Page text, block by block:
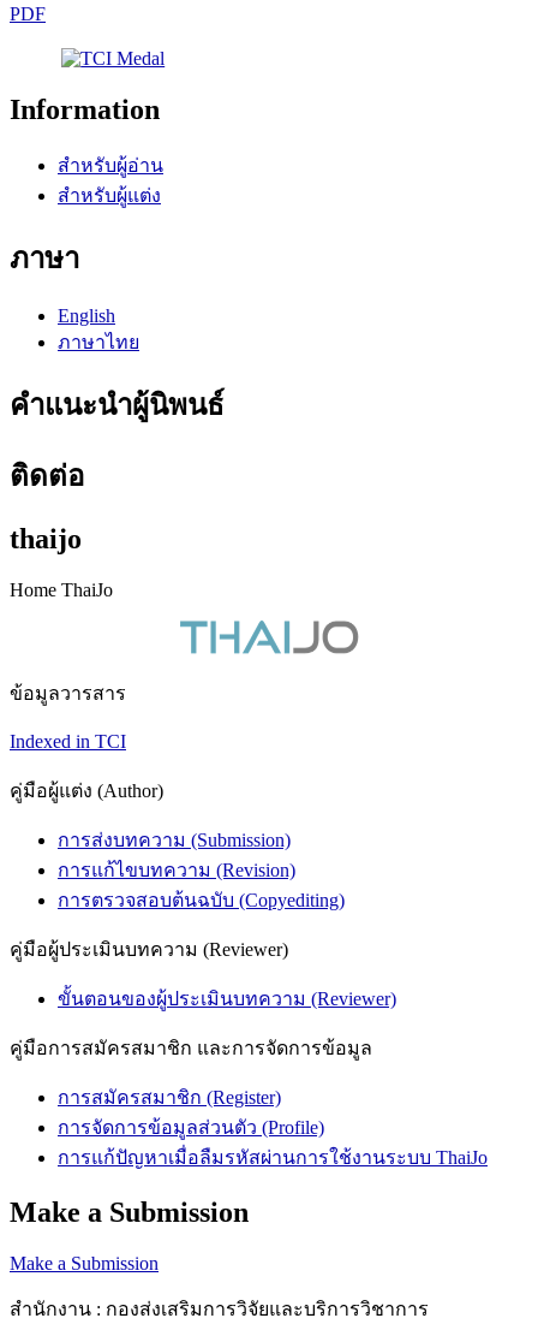
PDF
Information
สำหรับผู้อ่าน
สำหรับผู้แต่ง
ภาษา
English
ภาษาไทย
คำแนะนำผู้นิพนธ์
ติดต่อ
thaijo
Home ThaiJo
ข้อมูลวารสาร
Indexed in TCI
คู่มือผู้แต่ง (Author)
การส่งบทความ (Submission)
การแก้ไขบทความ (Revision)
การตรวจสอบต้นฉบับ (Copyediting)
คู่มือผู้ประเมินบทความ (Reviewer)
ขั้นตอนของผู้ประเมินบทความ (Reviewer)
คู่มือการสมัครสมาชิก และการจัดการข้อมูล
การสมัครสมาชิก (Register)
การจัดการข้อมูลส่วนตัว (Profile)
การแก้ปัญหาเมื่อลืมรหัสผ่านการใช้งานระบบ ThaiJo
Make a Submission
Make a Submission
สำนักงาน : กองส่งเสริมการวิจัยและบริการวิชาการ